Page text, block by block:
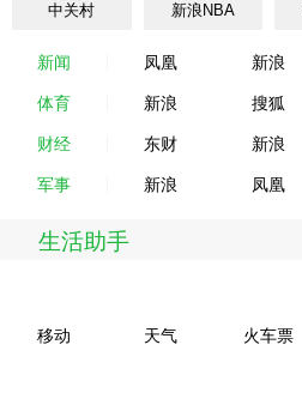
中关村 新浪NBA
新闻 凤凰 新浪
体育 新浪 搜狐
财经 东财 新浪
军事 新浪 凤凰
生活助手
移动 天气 火车票